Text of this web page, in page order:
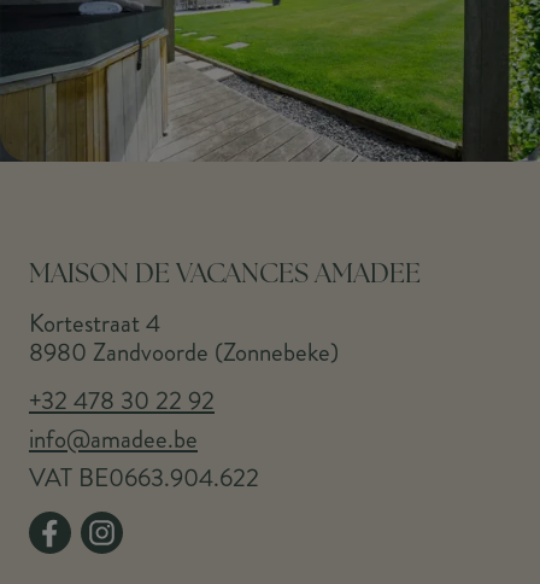
MAISON DE VACANCES AMADEE
Kortestraat 4
8980 Zandvoorde (Zonnebeke)
+32 478 30 22 92
info@amadee.be
VAT BE0663.904.622